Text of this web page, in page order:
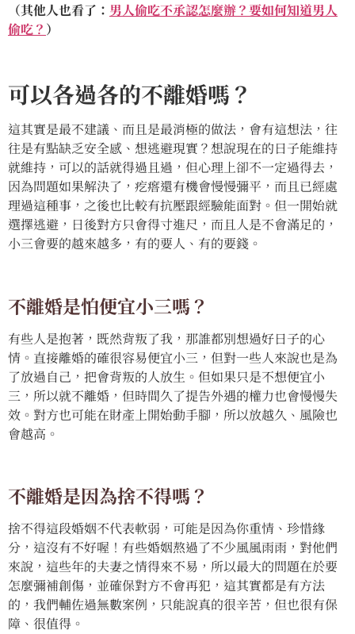
（其他人也看了： 男人偷吃不承認怎麼辦？要如何知道男人
偷吃？ ）
可以各過各的不離婚嗎？
這其實是最不建議、而且是最消極的做法，會有這想法，往
往是有點缺乏安全感、想逃避現實？想說現在的日子能維持
就維持，可以的話就得過且過，但心理上卻不一定過得去，
因為問題如果解決了，疙瘩還有機會慢慢彌平，而且已經處
理過這種事，之後也比較有抗壓跟經驗能面對。但一開始就
選擇逃避，日後對方只會得寸進尺，而且人是不會滿足的，
小三會要的越來越多，有的要人、有的要錢。
不離婚是怕便宜小三嗎？
有些人是抱著，既然背叛了我，那誰都別想過好日子的心
情。直接離婚的確很容易便宜小三，但對一些人來說也是為
了放過自己，把會背叛的人放生。但如果只是不想便宜小
三，所以就不離婚，但時間久了提告外遇的權力也會慢慢失
效。對方也可能在財產上開始動手腳，所以放越久、風險也
會越高。
不離婚是因為捨不得嗎？
捨不得這段婚姻不代表軟弱，可能是因為你重情、珍惜緣
分，這沒有不好喔！有些婚姻熬過了不少風風雨雨，對他們
來說，這些年的夫妻之情得來不易，所以最大的問題在於要
怎麼彌補創傷，並確保對方不會再犯，這其實都是有方法
的，我們輔佐過無數案例，只能說真的很辛苦，但也很有保
障、很值得。